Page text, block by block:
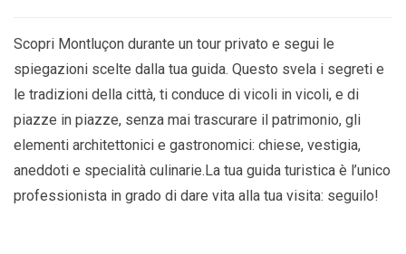
Scopri Montluçon durante un tour privato e segui le
spiegazioni scelte dalla tua guida. Questo svela i segreti e
le tradizioni della città, ti conduce di vicoli in vicoli, e di
piazze in piazze, senza mai trascurare il patrimonio, gli
elementi architettonici e gastronomici: chiese, vestigia,
aneddoti e specialità culinarie.La tua guida turistica è l’unico
professionista in grado di dare vita alla tua visita: seguilo!